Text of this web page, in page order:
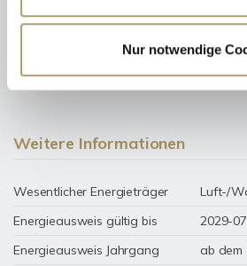
Nur notwendige
Energieverbrauchskennwert
Weitere Informationen
Wesentlicher Energieträger
Luft-/
Energieausweis gültig bis
2029-
Energieausweis Jahrgang
ab dem